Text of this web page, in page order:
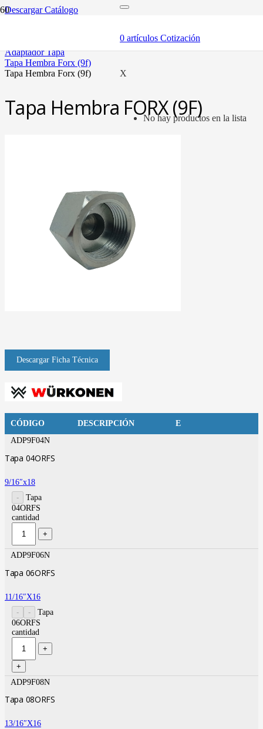
0 artículos Cotización
X
No hay productos en la lista
Descargar Catálogo
adaptador tapa
tapa hembra forx (9f)
tapa hembra forx (9f)
Tapa Hembra FORX (9F)
CÓDIGO DESCRIPCIÓN
E
ADP9F04N
Tapa 04ORFS
9/16″x18
Tapa
04ORFS
cantidad
ADP9F06N
Tapa 06ORFS
11/16″X16
Tapa
06ORFS
cantidad
ADP9F08N
Tapa 08ORFS
13/16″X16